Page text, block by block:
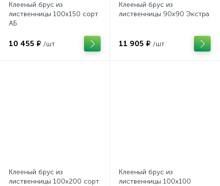
Клееный брус из
лиственницы 100х150 сорт
АБ
10 455 ₽ /шт
Клееный брус из
лиственницы 90х90 Экстра
11 905 ₽ /шт
Клееный брус из
лиственницы 100х200 сорт
Клееный брус из
лиственницы 100х100